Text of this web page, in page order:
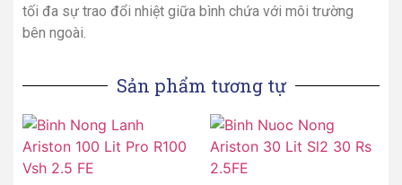
tối đa sự trao đổi nhiệt giữa bình chứa với môi trường
bên ngoài.
Sản phẩm tương tự